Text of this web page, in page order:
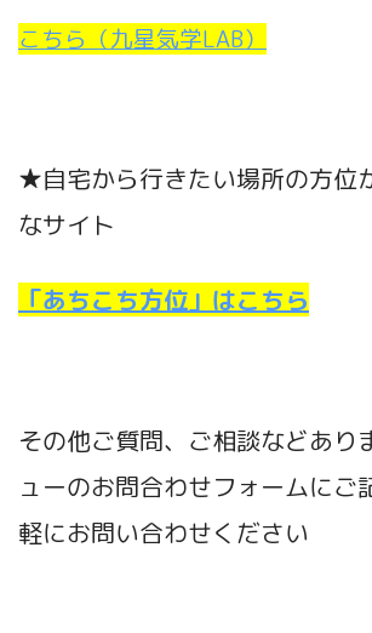
こちら（九星気学LAB）
★自宅から行きたい場所の方位
なサイト
「あちこち方位」はこちら
その他ご質問、ご相談などあり
ューのお問合わせフォームにご
軽にお問い合わせください